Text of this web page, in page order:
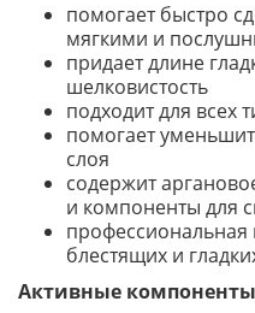
помогает быстро
мягкими и
придает длине
шелковистость
подходит для всех
помогает
слоя
содержит
и компоненты для
профессиональная
блестящих и
Активные компоненты